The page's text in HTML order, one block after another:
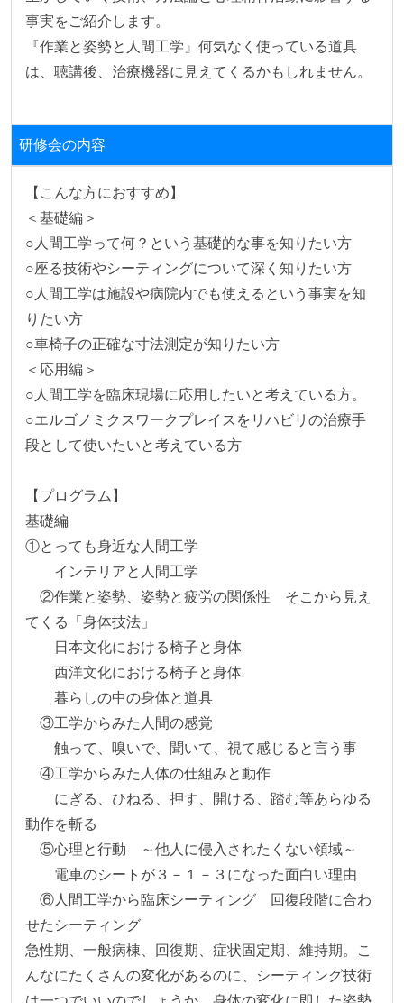
事実をご紹介します。
『作業と姿勢と人間工学』何気なく使っている道具
は、聴講後、治療機器に見えてくるかもしれません。
研修会の内容
【こんな方におすすめ】
＜基礎編＞
○人間工学って何？という基礎的な事を知りたい方
○座る技術やシーティングについて深く知りたい方
○人間工学は施設や病院内でも使えるという事実を知
りたい方
○車椅子の正確な寸法測定が知りたい方
＜応用編＞
○人間工学を臨床現場に応用したいと考えている方。
○エルゴノミクスワークプレイスをリハビリの治療手
段として使いたいと考えている方
【プログラム】
基礎編
①とっても身近な人間工学
インテリアと人間工学
②作業と姿勢、姿勢と疲労の関係性　そこから見え
てくる「身体技法」
日本文化における椅子と身体
西洋文化における椅子と身体
暮らしの中の身体と道具
③工学からみた人間の感覚
触って、嗅いで、聞いて、視て感じると言う事
④工学からみた人体の仕組みと動作
にぎる、ひねる、押す、開ける、踏む等あらゆる
動作を斬る
⑤心理と行動　～他人に侵入されたくない領域～
電車のシートが３－１－３になった面白い理由
⑥人間工学から臨床シーティング　回復段階に合わ
せたシーティング
急性期、一般病棟、回復期、症状固定期、維持期。こ
んなにたくさんの変化があるのに、シーティング技術